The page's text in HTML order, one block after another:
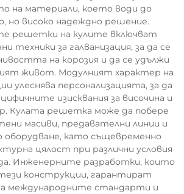
на материали, което води до
но високо надеждно решение.
решетки на кулите включват
техники за галванизация, за да се
на корозия и да се удължи
живот. Модулният характер на
улеснява персонализацията, за да
изисквания за височина и
Кулата решетка може да побере
масиви, предавателни линии и
оборудване, като същевременно
цялост при различни условия
Инженерните разработки, които
конструкции, гарантират
международните стандарти и